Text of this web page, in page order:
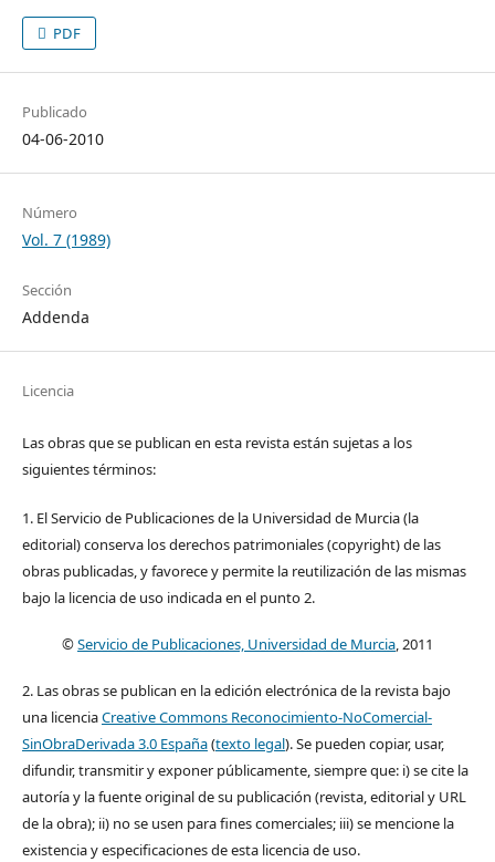
PDF
Publicado
04-06-2010
Número
Vol. 7 (1989)
Sección
Addenda
Licencia
Las obras que se publican en esta revista están sujetas a los
siguientes términos:
1. El Servicio de Publicaciones de la Universidad de Murcia (la
editorial) conserva los derechos patrimoniales (copyright) de las
obras publicadas, y favorece y permite la reutilización de las mismas
bajo la licencia de uso indicada en el punto 2.
©Servicio de Publicaciones, Universidad de Murcia, 2011
2. Las obras se publican en la edición electrónica de la revista bajo
una licenciaCreative Commons Reconocimiento-NoComercial-
SinObraDerivada 3.0 España(texto legal). Se pueden copiar, usar,
difundir, transmitir y exponer públicamente, siempre que: i) se cite la
autoría y la fuente original de su publicación (revista, editorial y URL
de la obra); ii) no se usen para fines comerciales; iii) se mencione la
existencia y especificaciones de esta licencia de uso.